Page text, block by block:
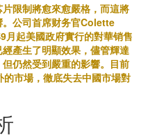
限制將愈來愈嚴格，而這將
公司首席财务官Colette
起美國政府實行的對華销售
產生了明顯效果，儘管輝達
仍然受到嚴重的影響。目前
市場，徹底失去中國市場對